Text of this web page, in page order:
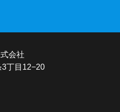
会社
丁目12−20